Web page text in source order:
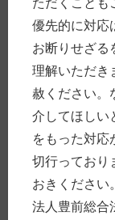
場合は
います
やすそ
いて，
できる
離婚「
認めら
夫婦間
いては
って解
ね。
実務上
優先的に対応
お断りせざる
理解いただき
赦ください。
介してほしい
をもった対応
切行っており
おきください
法人豊前総合